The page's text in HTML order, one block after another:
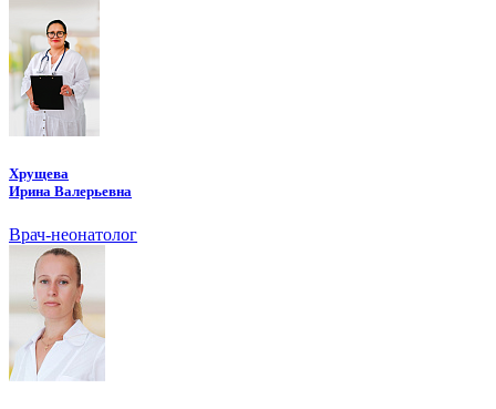
Хрущева
Ирина Валерьевна
Врач-неонатолог